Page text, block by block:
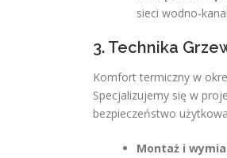
sieci wodno-
3. Technika
Komfort termiczny w
Specjalizujemy się w
bezpieczeństwo
Montaż i